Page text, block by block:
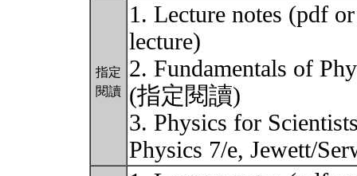
指定
閱讀
1. Lecture notes (pdf
lecture)
2. Fundamentals of
(指定閱讀)
3. Physics for
Physics 7/e, Jewett/